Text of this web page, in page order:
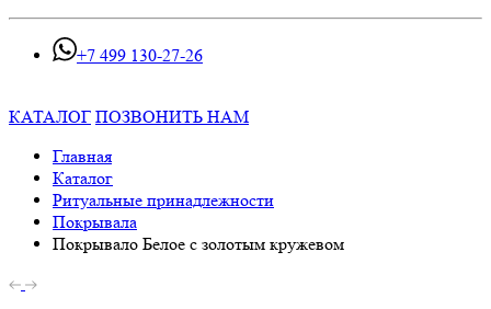
+7 499 130-27-26
КАТАЛОГ ПОЗВОНИТЬ НАМ
Главная
Каталог
Ритуальные принадлежности
Покрывала
Покрывало Белое с золотым кружевом